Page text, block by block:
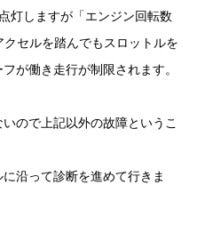
灯しますが「エンジン回転数
セルを踏んでもスロットルを
が働き走行が制限されます。
ので上記以外の故障というこ
沿って診断を進めて行きま